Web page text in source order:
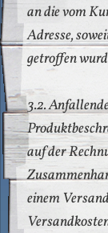
an die vom
Adresse,
getroffen
3.2.
auf der
einem